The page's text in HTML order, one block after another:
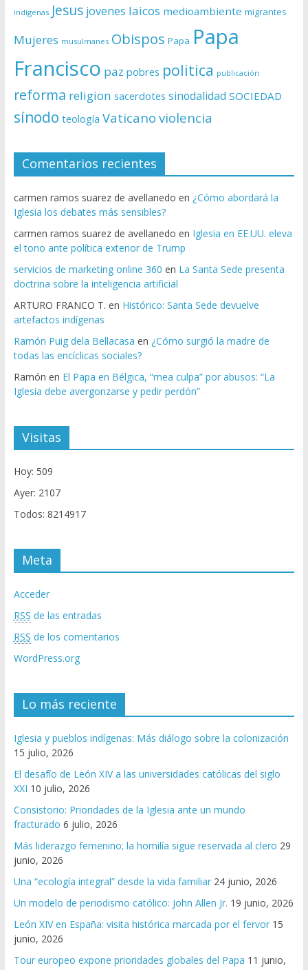
indígenas Jesus jovenes laicos medioambiente migrantes
Mujeres musulmanes Obispos Papa Papa
Francisco paz pobres politica publicación
reforma religion sacerdotes sinodalidad SOCIEDAD
sínodo teología Vaticano violencia
Comentarios recientes
carmen ramos suarez de avellanedo en ¿Cómo abordará la
Iglesia los debates más sensibles?
carmen ramos suarez de avellanedo en Iglesia en EE.UU. eleva
el tono ante política exterior de Trump
servicios de marketing online 360 en La Santa Sede presenta
doctrina sobre la inteligencia artificial
ARTURO FRANCO T. en Histórico: Santa Sede devuelve
artefactos indígenas
Ramón Puig dela Bellacasa en ¿Cómo surgió la madre de
todas las encíclicas sociales?
Ramón en El Papa en Bélgica, “mea culpa” por abusos: “La
Iglesia debe avergonzarse y pedir perdón”
Visitas
Hoy: 509
Ayer: 2107
Todos: 8214917
Meta
Acceder
RSS de las entradas
RSS de los comentarios
WordPress.org
Lo más reciente
Iglesia y pueblos indígenas: Más diálogo sobre la colonización
15 julio, 2026
El desafío de León XIV a las universidades católicas del siglo
XXI 10 julio, 2026
Consistorio: Prioridades de la Iglesia ante un mundo
fracturado 6 julio, 2026
Más liderazgo femenino; la homilía sigue reservada al clero 29
junio, 2026
Una “ecología integral” desde la vida familiar 24 junio, 2026
Un modelo de periodismo católico: John Allen Jr. 19 junio, 2026
León XIV en España: visita histórica marcada por el fervor 15
junio, 2026
Tour europeo expone prioridades globales del Papa 11 junio,